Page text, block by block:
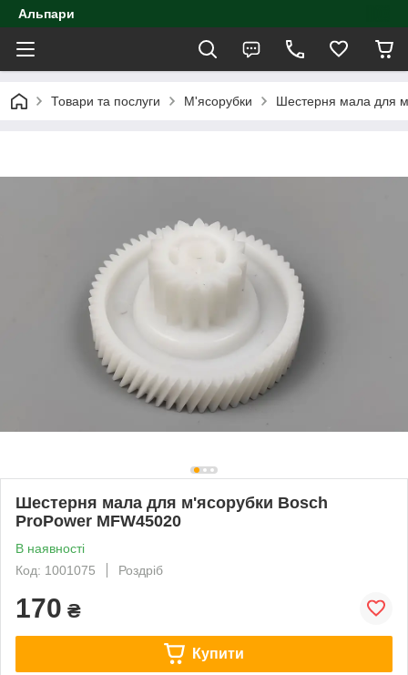
Альпари
Товари та послуги М'ясорубки Шестерня мала для
Шестерня мала для м'ясорубки Bosch
ProPower MFW45020
В наявності
Код: 1001075
Роздріб
170 ₴
Купити